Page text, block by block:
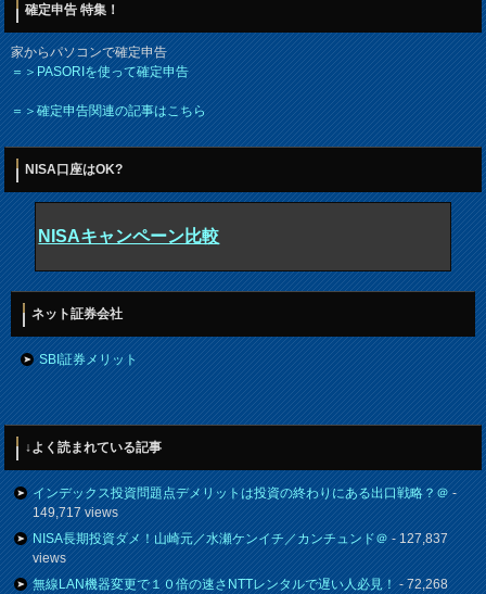
確定申告 特集！
家からパソコンで確定申告
＝＞PASORIを使って確定申告
＝＞確定申告関連の記事はこちら
NISA口座はOK?
NISAキャンペーン比較
ネット証券会社
SBI証券メリット
↓よく読まれている記事
インデックス投資問題点デメリットは投資の終わりにある出口戦略？＠-
149,717 views
NISA長期投資ダメ！山崎元／水瀬ケンイチ／カンチュンド＠- 127,837
views
無線LAN機器変更で１０倍の速さNTTレンタルで遅い人必見！- 72,268